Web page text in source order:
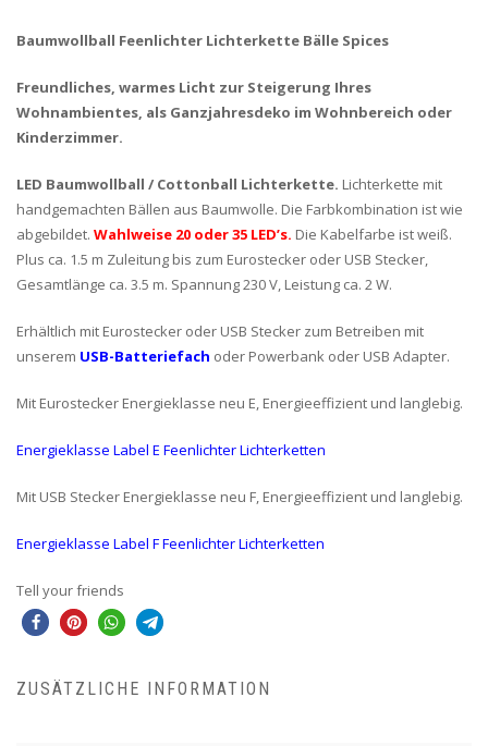
Baumwollball Feenlichter Lichterkette Bälle Spices
Freundliches, warmes Licht zur Steigerung Ihres
Wohnambientes, als Ganzjahresdeko im Wohnbereich oder
Kinderzimmer.
LED Baumwollball / Cottonball Lichterkette. Lichterkette mit
handgemachten Bällen aus Baumwolle. Die Farbkombination ist wie
abgebildet. Wahlweise 20 oder 35 LED’s. Die Kabelfarbe ist weiß.
Plus ca. 1.5 m Zuleitung bis zum Eurostecker oder USB Stecker,
Gesamtlänge ca. 3.5 m. Spannung 230 V, Leistung ca. 2 W.
Erhältlich mit Eurostecker oder USB Stecker zum Betreiben mit
unserem USB-Batteriefach oder Powerbank oder USB Adapter.
Mit Eurostecker Energieklasse neu E, Energieeffizient und langlebig.
Energieklasse Label E Feenlichter Lichterketten
Mit USB Stecker Energieklasse neu F, Energieeffizient und langlebig.
Energieklasse Label F Feenlichter Lichterketten
Tell your friends
ZUSÄTZLICHE INFORMATION